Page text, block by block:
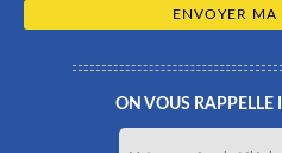
ON VOUS